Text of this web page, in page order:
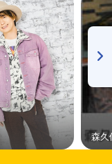
森久